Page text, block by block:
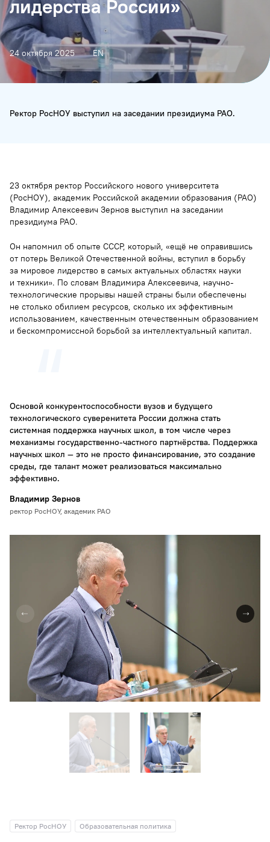
лидерства России»
24 октября 2025 EN
Ректор РосНОУ выступил на заседании президиума РАО.
23 октября ректор Российского нового университета
(РосНОУ), академик Российской академии образования (РАО)
Владимир Алексеевич Зернов выступил на заседании
президиума РАО.
Он напомнил об опыте СССР, который, «ещё не оправившись
от потерь Великой Отечественной войны, вступил в борьбу
за мировое лидерство в самых актуальных областях науки
и техники». По словам Владимира Алексеевича, научно-
технологические прорывы нашей страны были обеспечены
не столько обилием ресурсов, сколько их эффективным
использованием, качественным отечественным образованием
и бескомпромиссной борьбой за интеллектуальный капитал.
Основой конкурентоспособности вузов и будущего
технологического суверенитета России должна стать
системная поддержка научных школ, в том числе через
механизмы государственно-частного партнёрства. Поддержка
научных школ — это не просто финансирование, это создание
среды, где талант может реализоваться максимально
эффективно.
Владимир Зернов
ректор РосНОУ, академик РАО
Ректор РосНОУ Образовательная политика